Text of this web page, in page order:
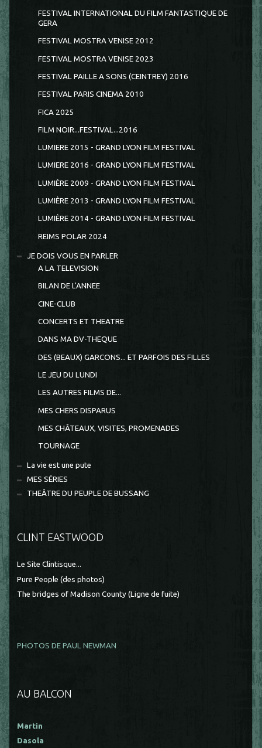
FESTIVAL INTERNATIONAL DU FILM FANTASTIQUE DE
GERA
FESTIVAL MOSTRA VENISE 2012
FESTIVAL MOSTRA VENISE 2023
FESTIVAL PAILLE A SONS (CEINTREY) 2016
FESTIVAL PARIS CINEMA 2010
FICA 2025
FILM NOIR...FESTIVAL...2016
LUMIERE 2015 - GRAND LYON FILM FESTIVAL
LUMIERE 2016 - GRAND LYON FILM FESTIVAL
LUMIÈRE 2009 - GRAND LYON FILM FESTIVAL
LUMIÈRE 2013 - GRAND LYON FILM FESTIVAL
LUMIÈRE 2014 - GRAND LYON FILM FESTIVAL
REIMS POLAR 2024
JE DOIS VOUS EN PARLER
A LA TELEVISION
BILAN DE L'ANNEE
CINE-CLUB
CONCERTS ET THEATRE
DANS MA DV-THEQUE
DES (BEAUX) GARCONS... ET PARFOIS DES FILLES
LE JEU DU LUNDI
LES AUTRES FILMS DE...
MES CHERS DISPARUS
MES CHÂTEAUX, VISITES, PROMENADES
TOURNAGE
La vie est une pute
MES SÉRIES
THEÂTRE DU PEUPLE DE BUSSANG
CLINT EASTWOOD
Le Site Clintisque...
Pure People (des photos)
The bridges of Madison County (Ligne de fuite)
PHOTOS DE PAUL NEWMAN
AU BALCON
Martin
Dasola